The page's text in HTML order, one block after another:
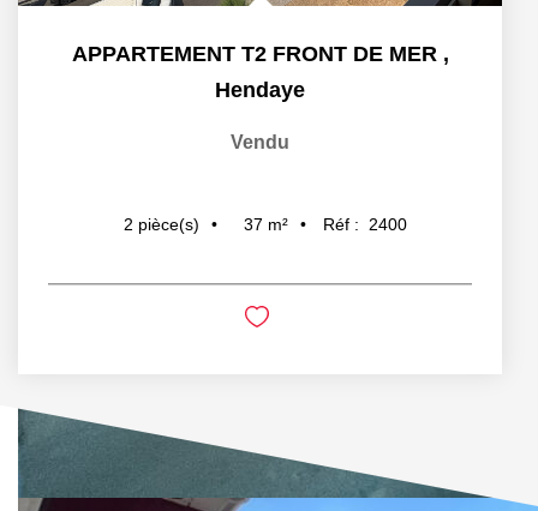
APPARTEMENT T2 FRONT DE MER ,
Hendaye
Vendu
2 pièce(s) 37 m² Réf : 2400